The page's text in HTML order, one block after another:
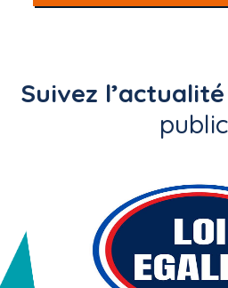
Suivez l’actualité